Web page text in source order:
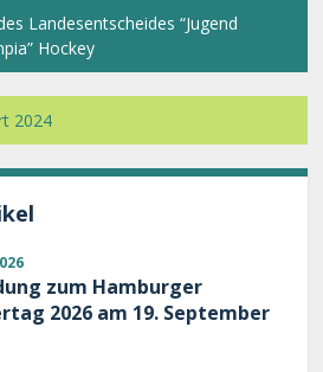
Landesentscheides “Jugend
Hockey
2024
zum Hamburger
2026 am 19. September